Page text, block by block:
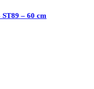
– 60 cm